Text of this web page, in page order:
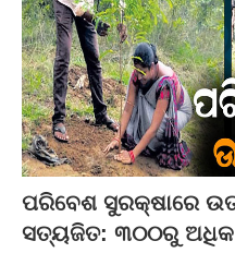
ପରିବେଶ ସୁରକ୍ଷାରେ
ସତ୍ୟଜିତ: ୩୦୦ରୁ